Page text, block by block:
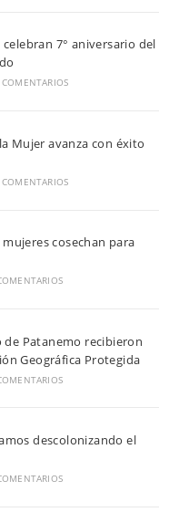
7° aniversario del
Mujer avanza con éxito
mujeres cosechan para
de Patanemo recibieron
Geográfica Protegida
descolonizando el